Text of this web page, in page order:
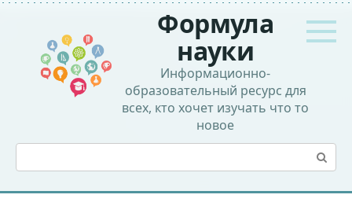
Перейти
контенту
Формула
науки
Информационно-
образовательный ресурс для
всех, кто хочет изучать что то
новое
Поиск: